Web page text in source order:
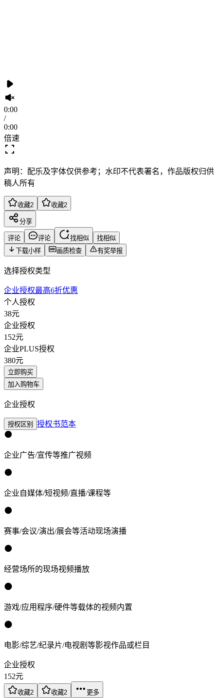
0:00
/
0:00
倍速
声明：配乐及字体仅供参考；水印不代表署名，作品版权归供
稿人所有
收藏2 收藏2
分享
评论 评论 找相似
找相似
下载小样
画质检查 有奖举报
选择授权类型
企业授权最高6折优惠
个人授权
38元
企业授权
152元
企业PLUS授权
380元
立即购买
加入购物车
企业授权
授权区别 授权书范本
企业广告/宣传等推广视频
企业自媒体/短视频/直播/课程等
赛事/会议/演出/展会等活动现场演播
经营场所的现场视频播放
游戏/应用程序/硬件等载体的视频内置
电影/综艺/纪录片/电视剧等影视作品或栏目
企业授权
152元
收藏2 收藏2 更多